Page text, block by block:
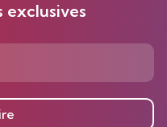
exclusives